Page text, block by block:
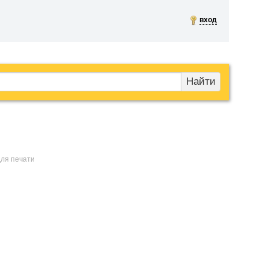
вход
Найти
печати